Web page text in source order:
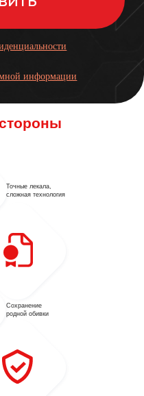
Точные лекала,
сложная технология
Сохранение
родной обивки